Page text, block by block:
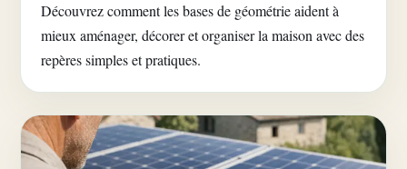
Découvrez comment les bases de géométrie aident à
mieux aménager, décorer et organiser la maison avec des
repères simples et pratiques.